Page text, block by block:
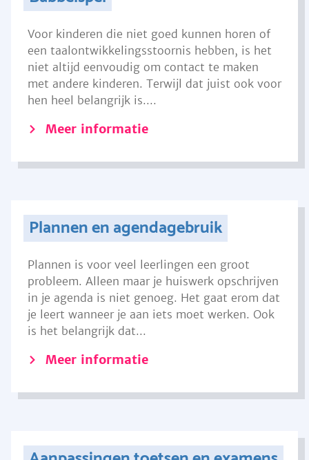
Voor kinderen die niet goed kunnen horen of
een taalontwikkelingsstoornis hebben, is het
niet altijd eenvoudig om contact te maken
met andere kinderen. Terwijl dat juist ook voor
hen heel belangrijk is....
Meer informatie
Plannen en agendagebruik
Plannen is voor veel leerlingen een groot
probleem. Alleen maar je huiswerk opschrijven
in je agenda is niet genoeg. Het gaat erom dat
je leert wanneer je aan iets moet werken. Ook
is het belangrijk dat...
Meer informatie